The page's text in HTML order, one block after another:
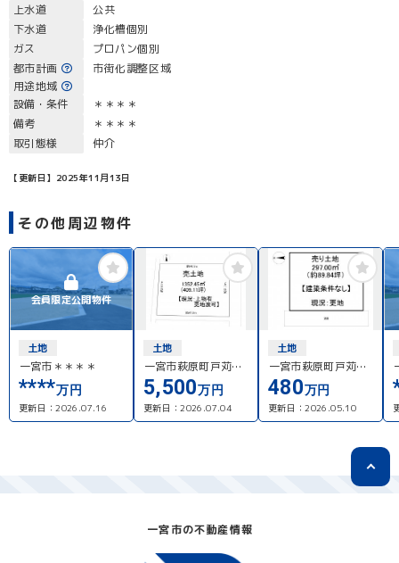
上水道
公共
下水道
浄化槽個別
ガス
プロパン個別
都市計画
市街化調整区域
用途地域
設備・条件
＊＊＊＊
備考
＊＊＊＊
取引態様
仲介
【更新日】2025年11月13日
その他周辺物件
会員限定公開物件
土地
一宮市＊＊＊＊
****万円
更新日：2026.07.16
土地
一宮市萩原町戸苅字
上畑
5,500万円
更新日：2026.07.04
土地
一宮市萩原町戸苅字
本郷屋敷
480万円
更新日：2026.05.10
一宮市の不動産情報